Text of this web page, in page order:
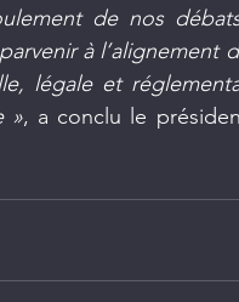
de nos
à l’alignement
légale et
», a conclu le